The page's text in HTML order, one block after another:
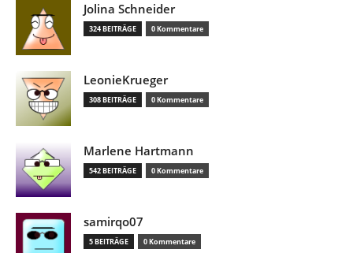
Jolina Schneider
324 BEITRÄGE 0 Kommentare
LeonieKrueger
308 BEITRÄGE 0 Kommentare
Marlene Hartmann
542 BEITRÄGE 0 Kommentare
samirqo07
5 BEITRÄGE 0 Kommentare